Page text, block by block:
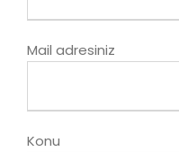
Mail adresiniz
Konu